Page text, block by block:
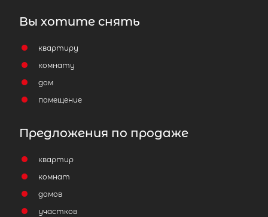
Вы хотите снять
квартиру
комнату
дом
помещение
Предложения по продаже
квартир
комнат
домов
участков